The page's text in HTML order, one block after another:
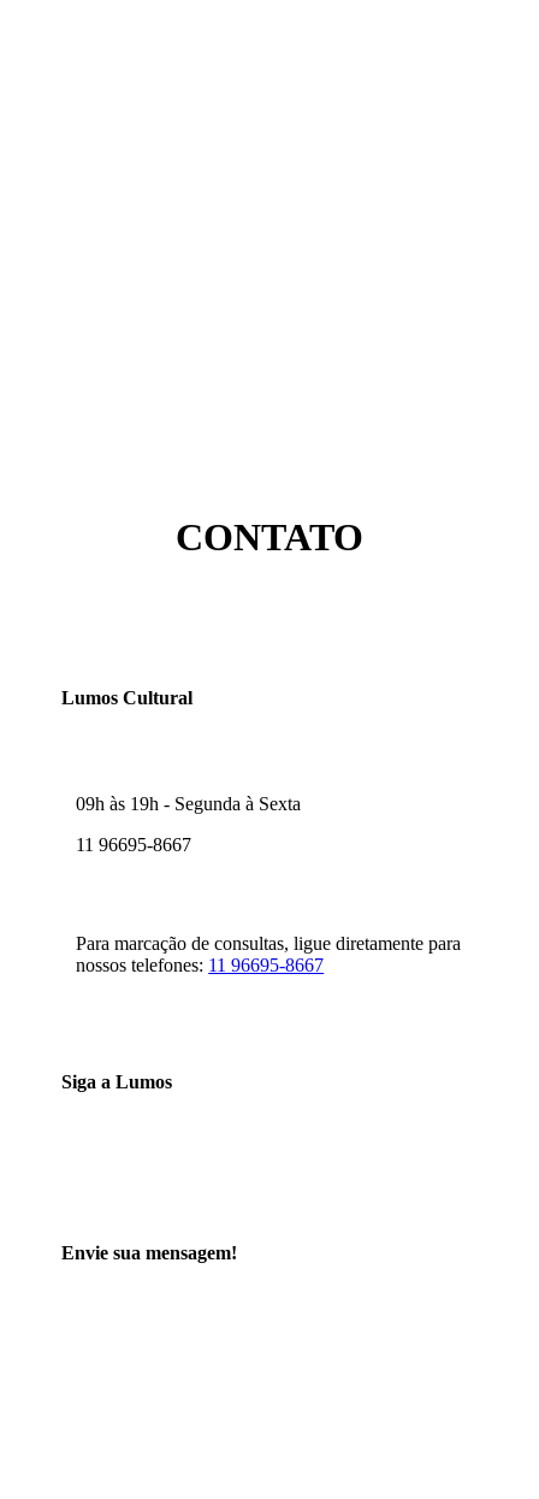
CONTATO
Lumos Cultural
09h às 19h - Segunda à Sexta
11 96695-8667
Para marcação de consultas, ligue diretamente para
nossos telefones: 11 96695-8667
Siga a Lumos
Envie sua mensagem!